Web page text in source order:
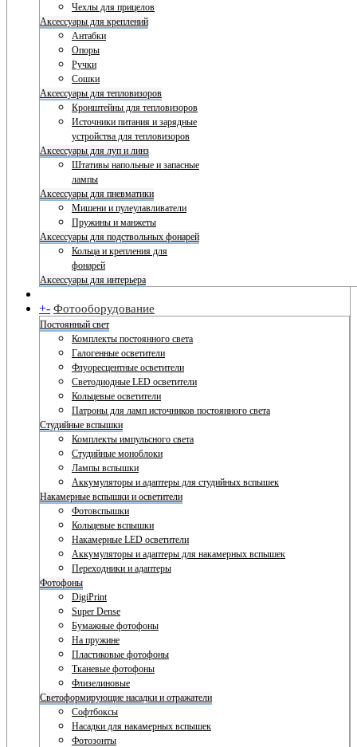
Чехлы для прицелов
Аксессуары для креплений
Антабки
Опоры
Ручки
Сошки
Аксессуары для тепловизоров
Кронштейны для тепловизоров
Источники питания и зарядные
устройства для тепловизоров
Аксессуары для луп и линз
Штативы напольные и запасные
лампы
Аксессуары для пневматики
Мишени и пулеулавливатели
Пружины и манжеты
Аксессуары для подствольных фонарей
Кольца и крепления для
фонарей
Аксессуары для интерьера
+- Фотооборудование
Постоянный свет
Комплекты постоянного света
Галогенные осветители
Флуоресцентные осветители
Светодиодные LED осветители
Кольцевые осветители
Патроны для ламп источников постоянного света
Студийные вспышки
Комплекты импульсного света
Студийные моноблоки
Лампы вспышки
Аккумуляторы и адаптеры для студийных вспышек
Накамерные вспышки и осветители
Фотовспышки
Кольцевые вспышки
Накамерные LED осветители
Аккумуляторы и адаптеры для накамерных вспышек
Переходники и адаптеры
Фотофоны
DigiPrint
Super Dense
Бумажные фотофоны
На пружине
Пластиковые фотофоны
Тканевые фотофоны
Флизелиновые
Светоформирующие насадки и отражатели
Софтбоксы
Насадки для накамерных вспышек
Фотозонты